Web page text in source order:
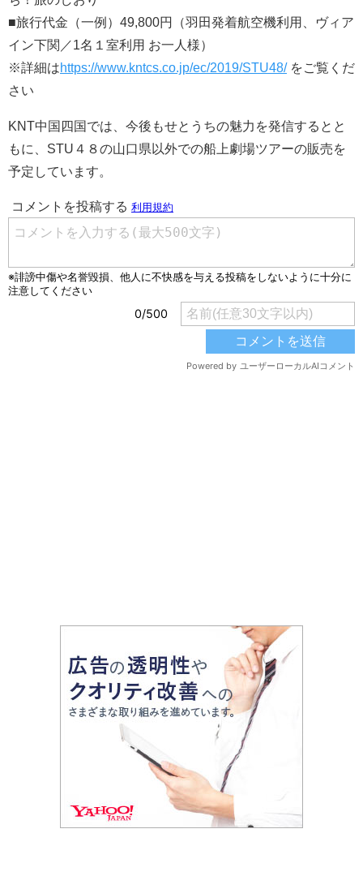
■旅行代金（一例）49,800円（羽田発着航空機利用、ヴィア
イン下関／1名１室利用 お一人様）
※詳細はhttps://www.kntcs.co.jp/ec/2019/STU48/をご覧くだ
さい
KNT中国四国では、今後もせとうちの魅力を発信するとと
もに、STU４８の山口県以外での船上劇場ツアーの販売を
予定しています。